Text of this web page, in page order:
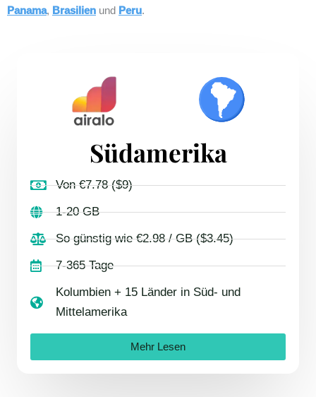
Panama, Brasilien und Peru.
Südamerika
Von €7.78 ($9)
1-20 GB
So günstig wie €2.98 / GB ($3.45)
7-365 Tage
Kolumbien + 15 Länder in Süd- und
Mittelamerika
Mehr Lesen